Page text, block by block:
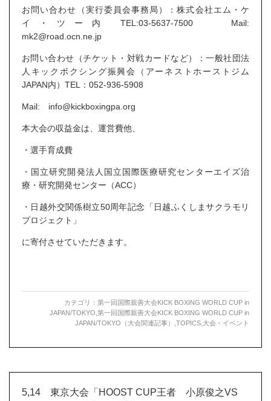
お問い合わせ（実行委員会事務局）：株式会社エム・ケ
イ・ツー内 TEL:03-5637-7500 Mail:
mk2@road.ocn.ne.jp
お問い合わせ（チケット・対戦カードなど）：一般社団法
人キックボクシング振興会（アーネストホーストジム
JAPAN内）TEL：052-936-5908
Mail: info@kickboxingpa.org
本大会の収益金は、運営費他、
・選手育成費
・国立研究開発法人国立国際医療研究センターエイズ治
療・研究開発センター（ACC）
・日越外交関係樹立50周年記念「日越ふくしまサクラモリ
プロジェクト」
に寄付させていただきます。
カテゴリ： 第一回国際親善大会KICK BOXING WORLD CUP in
JAPAN/TOKYO 第一回国際親善大会KICK BOXING WORLD CUP in
JAPAN/TOKYO（大会関連記事）
TOPICS 大会・イベント
5,14 東京大会「HOOST CUP王者 小原俊之VS